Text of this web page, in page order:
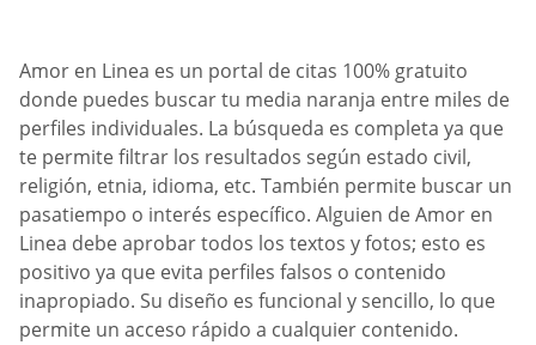
Amor en Linea es un portal de citas 100% gratuito
donde puedes buscar tu media naranja entre miles de
perfiles individuales. La búsqueda es completa ya que
te permite filtrar los resultados según estado civil,
religión, etnia, idioma, etc. También permite buscar un
pasatiempo o interés específico. Alguien de Amor en
Linea debe aprobar todos los textos y fotos; esto es
positivo ya que evita perfiles falsos o contenido
inapropiado. Su diseño es funcional y sencillo, lo que
permite un acceso rápido a cualquier contenido.